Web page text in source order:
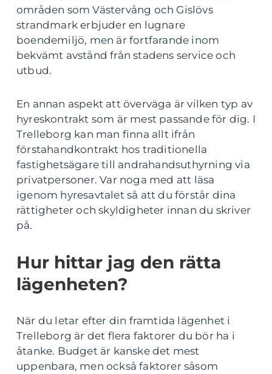
områden som Västervång och Gislövs
strandmark erbjuder en lugnare
boendemiljö, men är fortfarande inom
bekvämt avstånd från stadens service och
utbud.
En annan aspekt att överväga är vilken typ av
hyreskontrakt som är mest passande för dig. I
Trelleborg kan man finna allt ifrån
förstahandkontrakt hos traditionella
fastighetsägare till andrahandsuthyrning via
privatpersoner. Var noga med att läsa
igenom hyresavtalet så att du förstår dina
rättigheter och skyldigheter innan du skriver
på.
Hur hittar jag den rätta
lägenheten?
När du letar efter din framtida lägenhet i
Trelleborg är det flera faktorer du bör ha i
åtanke. Budget är kanske det mest
uppenbara, men också faktorer såsom